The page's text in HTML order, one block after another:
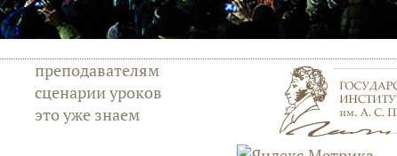
преподавателям
сценарии уроков
это уже знаем